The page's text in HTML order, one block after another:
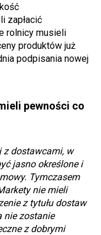
zapłacić
rolnicy musieli
produktów już
podpisania nowej
pewności co
z dostawcami, w
jasno określone i
Tymczasem
nie mieli
z tytułu dostaw
nie zostanie
z dobrymi